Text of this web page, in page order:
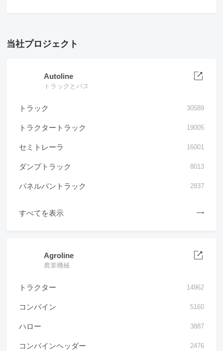
当社プロジェクト
Autoline
トラックとバス
トラック 30589
トラクタートラック 19005
セミトレーラ 16001
ダンプトラック 8013
パネルバントラック 2837
すべてを表示
Agroline
農業機械
トラクター 14962
コンバイン 5160
ハロー 3887
コンバインヘッダー 2476